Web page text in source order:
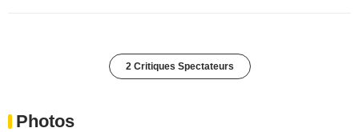
2 Critiques Spectateurs
Photos